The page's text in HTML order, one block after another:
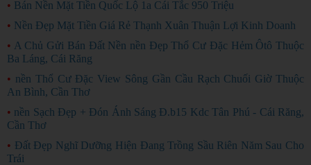
• Bán Nền Mặt Tiền Quốc Lộ 1a Cái Tắc 950 Triệu
• Nền Đẹp Mặt Tiền Giá Rẻ Thạnh Xuân Thuận Lợi Kinh Doanh
• A Chủ Gửi Bán Đất Nền nền Đẹp Thổ Cư Đặc Hẻm Ôtô Thuộc
Ba Láng, Cái Răng
• nền Thổ Cư Đặc View Sông Gần Cầu Rạch Chuối Giờ Thuộc
An Bình, Cần Thơ
• nền Sạch Đẹp + Đón Ánh Sáng Đ.b15 Kdc Tân Phú - Cái Răng,
Cần Thơ
• Đất Đẹp Nghĩ Dưỡng Hiện Đang Trồng Sầu Riên Năm Sau Cho
Trái